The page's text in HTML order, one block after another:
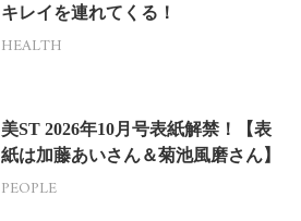
キレイを連れてくる！
HEALTH
美ST 2026年10月号表紙解禁！【表
紙は加藤あいさん＆菊池風磨さん】
PEOPLE